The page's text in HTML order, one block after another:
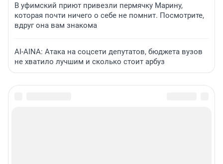
В уфимский приют привезли пермячку Марину,
которая почти ничего о себе не помнит. Посмотрите,
вдруг она вам знакома
AI-AINA: Атака на соцсети депутатов, бюджета вузов
не хватило лучшим и сколько стоит арбуз